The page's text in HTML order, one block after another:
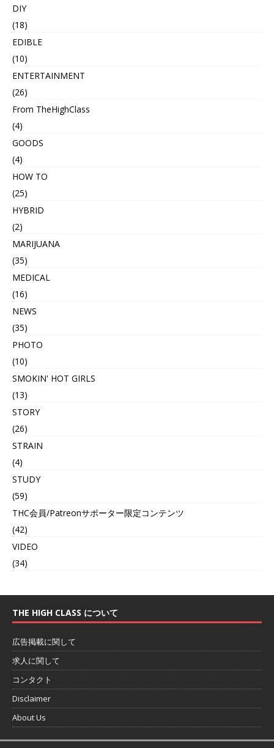
DIY
(18)
EDIBLE
(10)
ENTERTAINMENT
(26)
From TheHighClass
(4)
GOODS
(4)
HOW TO
(25)
HYBRID
(2)
MARIJUANA
(35)
MEDICAL
(16)
NEWS
(35)
PHOTO
(10)
SMOKIN' HOT GIRLS
(13)
STORY
(26)
STRAIN
(4)
STUDY
(59)
THC会員/Patreonサポーター限定コンテンツ
(42)
VIDEO
(34)
THE HIGH CLASS について
広告掲載に関して
求人に関して
コンタクト
Disclaimer
About Us